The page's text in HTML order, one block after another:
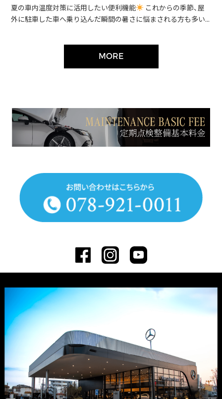
夏の車内温度対策に活用したい便利機能
これからの季節、屋
外に駐車した車へ乗り込んだ瞬間の暑さに悩まされる方も多い...
MORE